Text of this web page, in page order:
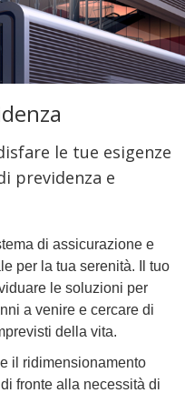
le tue esigenze
previdenza e
di assicurazione e
per la tua serenità. Il tuo
le soluzioni per
a venire e cercare di
della vita.
il ridimensionamento
fronte alla necessità di